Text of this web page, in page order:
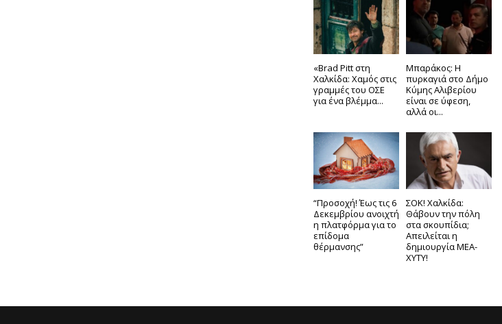
«Brad Pitt στη
Χαλκίδα: Χαμός στις
γραμμές του ΟΣΕ
για ένα βλέμμα...
Μπαράκος: Η
πυρκαγιά στο Δήμο
Κύμης Αλιβερίου
είναι σε ύφεση,
αλλά οι...
“Προσοχή! Έως τις 6
Δεκεμβρίου ανοιχτή
η πλατφόρμα για το
επίδομα
θέρμανσης”
ΣΟΚ! Χαλκίδα:
Θάβουν την πόλη
στα σκουπίδια;
Απειλείται η
δημιουργία ΜΕΑ-
ΧΥΤΥ!